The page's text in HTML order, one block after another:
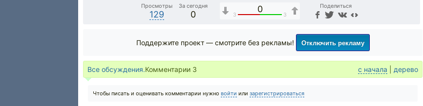
Просмотры
129
За сегодня
0
0
3 3
Поделиться
Поддержите проект — смотрите без рекламы! Отключить рекламу
Все обсуждения.Комментарии 3 с начала дерево
Чтобы писать и оценивать комментарии нужно войти или зарегистрироваться